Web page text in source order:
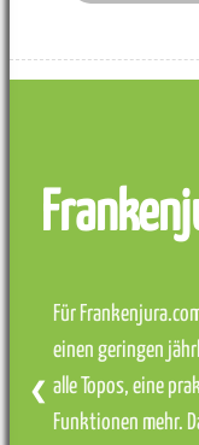
Für
einen geringen
alle Topos, eine
Funktionen mehr.
❮